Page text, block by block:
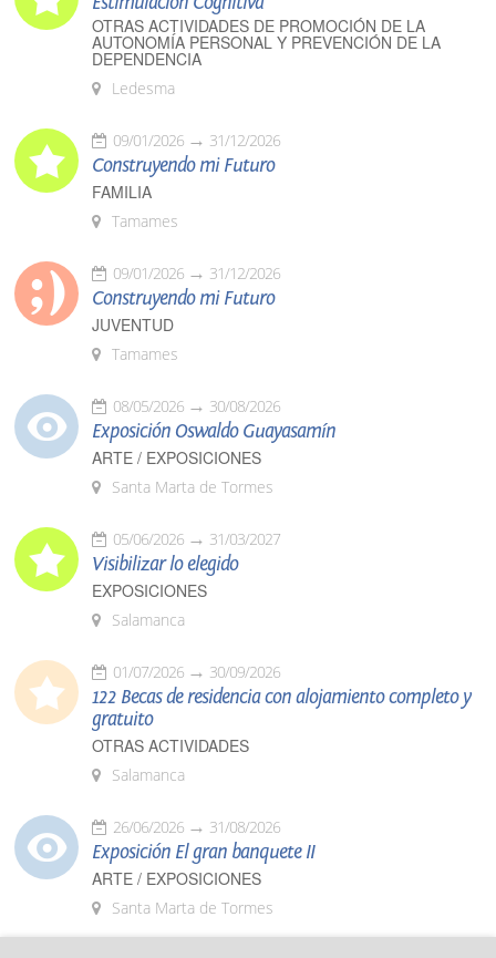
OTRAS ACTIVIDADES DE PROMOCIÓN DE LA
AUTONOMÍA PERSONAL Y PREVENCIÓN DE LA
DEPENDENCIA
Ledesma
09/01/2026 31/12/2026
Construyendo mi Futuro
FAMILIA
Tamames
09/01/2026 31/12/2026
Construyendo mi Futuro
JUVENTUD
Tamames
08/05/2026 30/08/2026
Exposición Oswaldo Guayasamín
ARTE / EXPOSICIONES
Santa Marta de Tormes
05/06/2026 31/03/2027
Visibilizar lo elegido
EXPOSICIONES
Salamanca
01/07/2026 30/09/2026
122 Becas de residencia con alojamiento completo y
gratuito
OTRAS ACTIVIDADES
Salamanca
26/06/2026 31/08/2026
Exposición El gran banquete II
ARTE / EXPOSICIONES
Santa Marta de Tormes